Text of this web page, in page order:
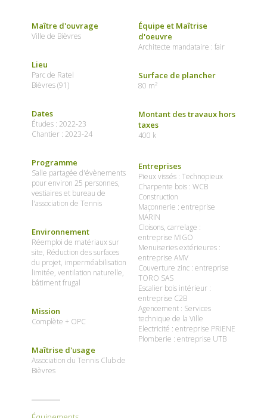
Maître d'ouvrage
Ville de Bièvres
Lieu
Parc de Ratel
Bièvres (91)
Dates
Études : 2022-23
Chantier : 2023-24
Programme
Salle partagée d'évènements
pour environ 25 personnes,
vestiaires et bureau de
l'association de Tennis
Environnement
Réemploi de matériaux sur
site, Réduction des surfaces
du projet, imperméabilisation
limitée, ventilation naturelle,
bâtiment frugal
Mission
Complète + OPC
Maîtrise d'usage
Association du Tennis Club de
Bièvres
Équipe et Maîtrise
d'oeuvre
Architecte mandataire : fair
Surface de plancher
80 m²
Montant des travaux hors
taxes
400 k
Entreprises
Pieux vissés : Technopieux
Charpente bois : WCB
Construction
Maçonnerie : entreprise
MARIN
Cloisons, carrelage :
entreprise MIGO
Menuiseries extérieures :
entreprise AMV
Couverture zinc : entreprise
TORO SAS
Escalier bois intérieur :
entreprise C2B
Agencement : Services
technique de la Ville
Electricité : entreprise PRIENE
Plomberie : entreprise UTB